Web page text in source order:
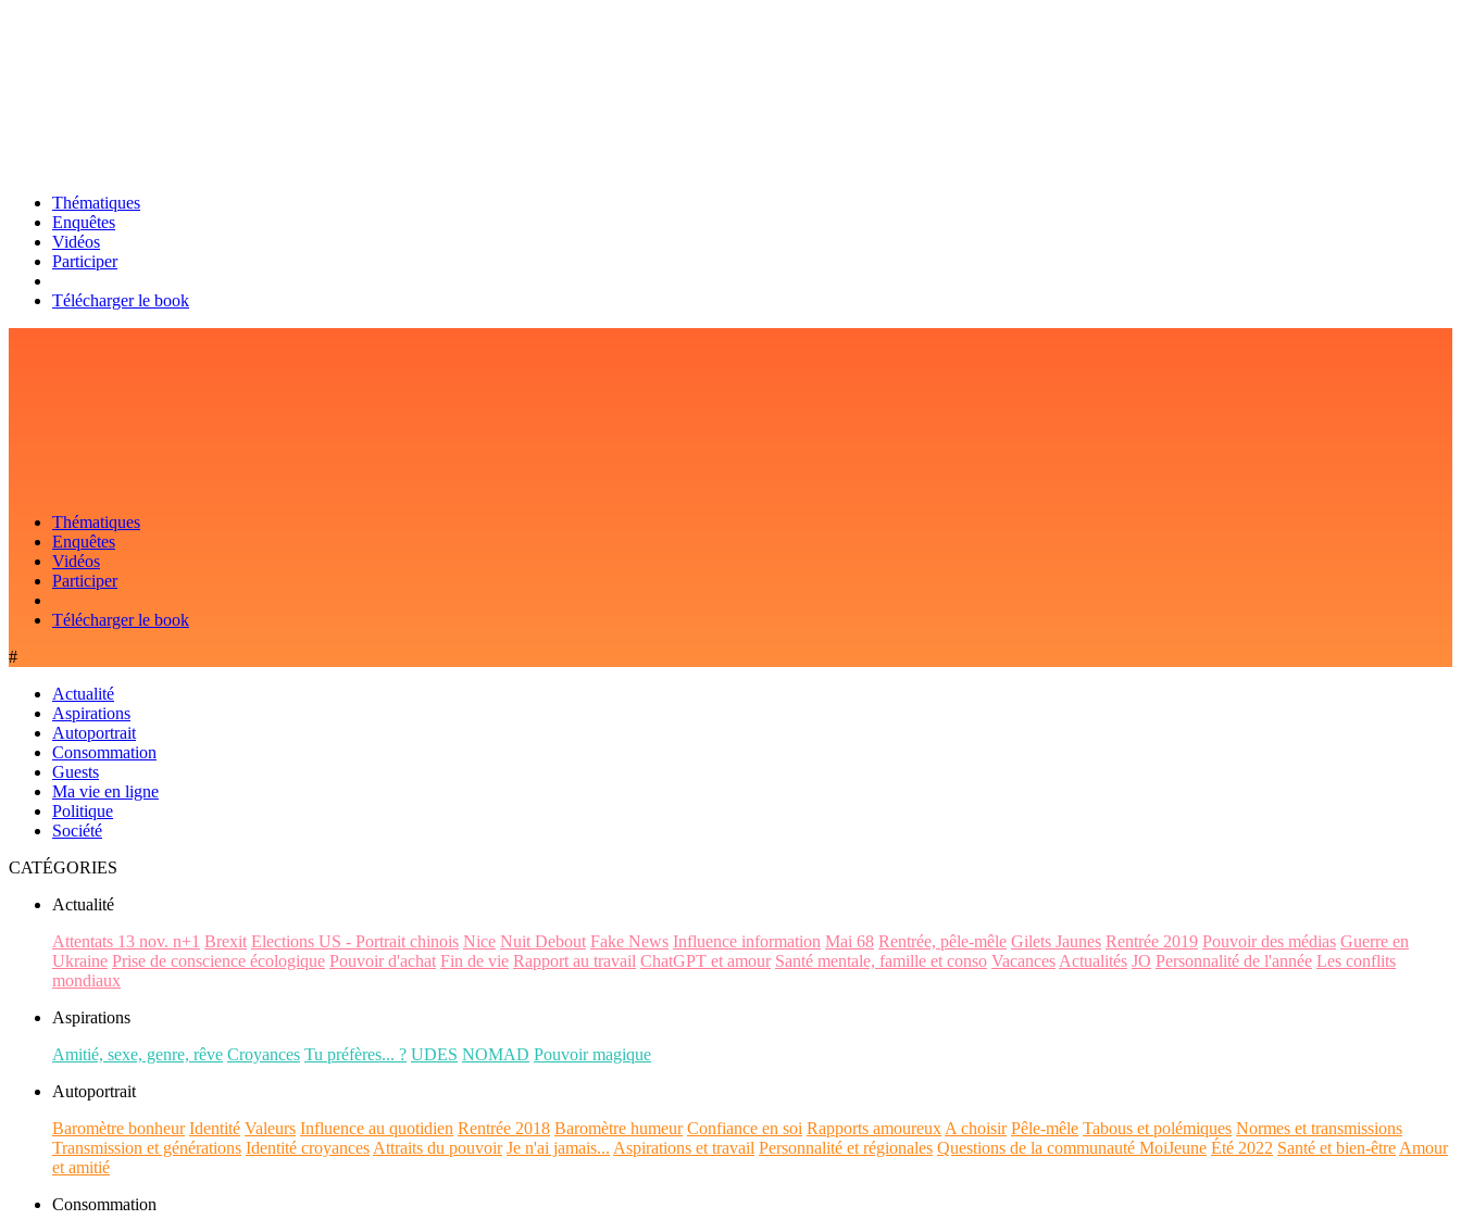
Thématiques
Enquêtes
Vidéos
Participer
Télécharger le book
Thématiques
Enquêtes
Vidéos
Participer
Télécharger le book
#
Actualité
Aspirations
Autoportrait
Consommation
Guests
Ma vie en ligne
Politique
Société
CATÉGORIES
Actualité
Attentats 13 nov. n+1 Brexit Elections US - Portrait chinois Nice Nuit Debout Fake News Influence information Mai 68 Rentrée, pêle-mêle Gilets Jaunes Rentrée 2019 Pouvoir des médias Guerre en
Ukraine Prise de conscience écologique Pouvoir d'achat Fin de vie Rapport au travail ChatGPT et amour Santé mentale, famille et conso Vacances Actualités JO Personnalité de l'année Les conflits
mondiaux
Aspirations
Amitié, sexe, genre, rêve Croyances Tu préfères... ? UDES NOMAD Pouvoir magique
Autoportrait
Baromètre bonheur Identité Valeurs Influence au quotidien Rentrée 2018 Baromètre humeur Confiance en soi Rapports amoureux A choisir Pêle-mêle Tabous et polémiques Normes et transmissions
Transmission et générations Identité croyances Attraits du pouvoir Je n'ai jamais... Aspirations et travail Personnalité et régionales Questions de la communauté MoiJeune Été 2022 Santé et bien-être Amour
et amitié
Consommation